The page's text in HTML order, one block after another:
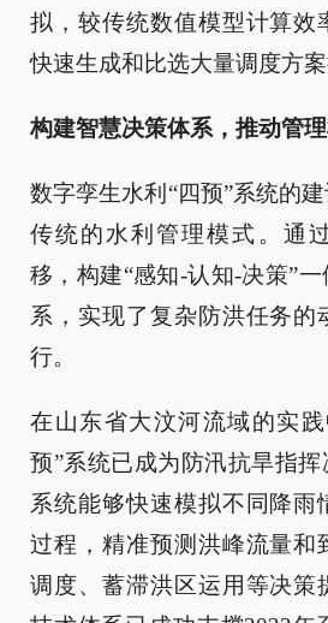
拟，较传统数值模型计算效
快速生成和比选大量调度方案
构建智慧决策体系，推动管
数字孪生水利“四预”系统的
传统的水利管理模式。通
移，构建“感知-认知-决策”
系，实现了复杂防洪任务的
行。
在山东省大汶河流域的实
预”系统已成为防汛抗旱指挥
系统能够快速模拟不同降雨
过程，精准预测洪峰流量和
调度、蓄滞洪区运用等决策